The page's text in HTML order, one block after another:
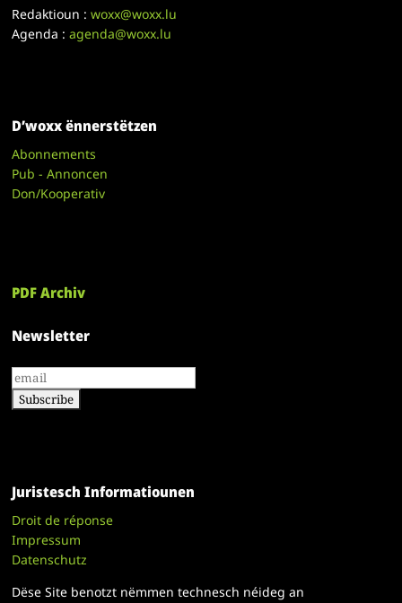
Redaktioun :woxx@woxx.lu
Agenda :agenda@woxx.lu
D’woxx ënnerstëtzen
Abonnements
Pub - Annoncen
Don/Kooperativ
PDF Archiv
Newsletter
Juristesch Informatiounen
Droit de réponse
Impressum
Datenschutz
Dëse Site benotzt nëmmen technesch néideg an